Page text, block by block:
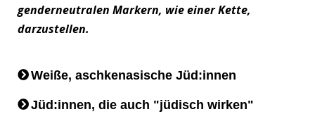
genderneutralen Markern, wie einer Kette,
darzustellen.
Weiße, aschkenasische Jüd:innen
Jüd:innen, die auch "jüdisch wirken"